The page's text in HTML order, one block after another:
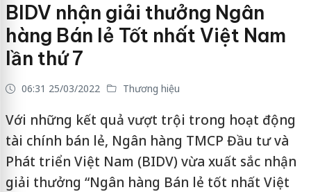
BIDV nhận giải thưởng Ngân
hàng Bán lẻ Tốt nhất Việt Nam
lần thứ 7
06:31 25/03/2022 Thương hiệu
Với những kết quả vượt trội trong hoạt động
tài chính bán lẻ, Ngân hàng TMCP Đầu tư và
Phát triển Việt Nam (BIDV) vừa xuất sắc nhận
giải thưởng “Ngân hàng Bán lẻ tốt nhất Việt